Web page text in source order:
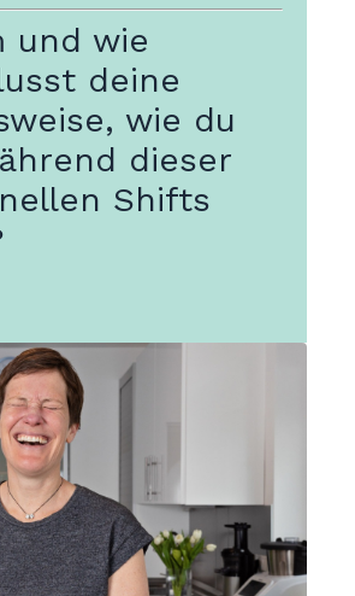
und wie
deine
wie du
dieser
Shifts